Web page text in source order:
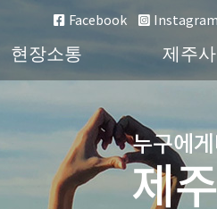
Facebook Instagram
현장소통 제주
누구에
제